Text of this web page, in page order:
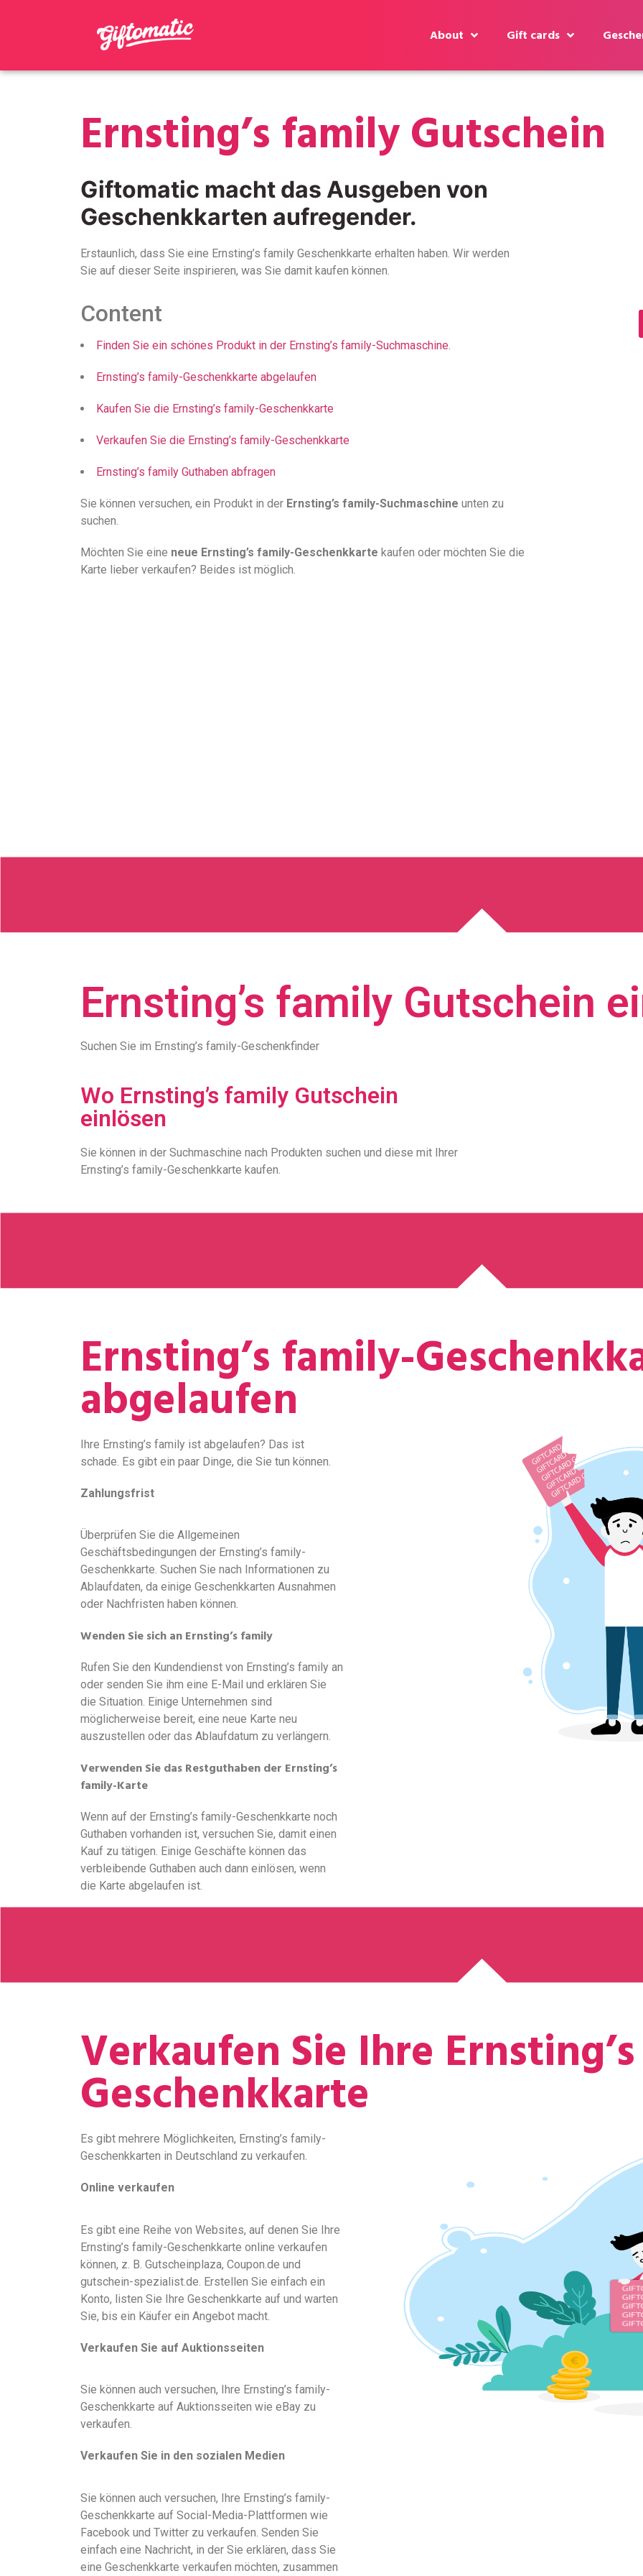
About Gift cards
Ernsting’s family Gutschein
Giftomatic macht das Ausgeben von
Geschenkkarten aufregender.
Erstaunlich, dass Sie eine Ernsting’s family Geschenkkarte erhalten haben. Wir werden
Sie auf dieser Seite inspirieren, was Sie damit kaufen können.
Content
Finden Sie ein schönes Produkt in der Ernsting’s family-Suchmaschine.
Ernsting’s family-Geschenkkarte abgelaufen
Kaufen Sie die Ernsting’s family-Geschenkkarte
Verkaufen Sie die Ernsting’s family-Geschenkkarte
Ernsting’s family Guthaben abfragen
Sie können versuchen, ein Produkt in der Ernsting’s family-Suchmaschine unten zu
suchen.
Möchten Sie eine neue Ernsting’s family-Geschenkkarte kaufen oder möchten Sie die
Karte lieber verkaufen? Beides ist möglich.
Ernsting’s family Gutschein
Suchen Sie im Ernsting’s family-Geschenkfinder
Wo Ernsting’s family Gutschein
einlösen
Sie können in der Suchmaschine nach Produkten suchen und diese mit Ihrer
Ernsting’s family-Geschenkkarte kaufen.
Ernsting’s family-
abgelaufen
Ihre Ernsting’s family ist abgelaufen? Das ist
schade. Es gibt ein paar Dinge, die Sie tun können.
Zahlungsfrist
Überprüfen Sie die Allgemeinen
Geschäftsbedingungen der Ernsting’s family-
Geschenkkarte. Suchen Sie nach Informationen zu
Ablaufdaten, da einige Geschenkkarten Ausnahmen
oder Nachfristen haben können.
Wenden Sie sich an Ernsting’s family
Rufen Sie den Kundendienst von Ernsting’s family an
oder senden Sie ihm eine E-Mail und erklären Sie
die Situation. Einige Unternehmen sind
möglicherweise bereit, eine neue Karte neu
auszustellen oder das Ablaufdatum zu verlängern.
Verwenden Sie das Restguthaben der Ernsting’s
family-Karte
Wenn auf der Ernsting’s family-Geschenkkarte noch
Guthaben vorhanden ist, versuchen Sie, damit einen
Kauf zu tätigen. Einige Geschäfte können das
verbleibende Guthaben auch dann einlösen, wenn
die Karte abgelaufen ist.
Verkaufen Sie Ihre
Geschenkkarte
Es gibt mehrere Möglichkeiten, Ernsting’s family-
Geschenkkarten in Deutschland zu verkaufen.
Online verkaufen
Es gibt eine Reihe von Websites, auf denen Sie Ihre
Ernsting’s family-Geschenkkarte online verkaufen
können, z. B. Gutscheinplaza, Coupon.de und
gutschein-spezialist.de. Erstellen Sie einfach ein
Konto, listen Sie Ihre Geschenkkarte auf und warten
Sie, bis ein Käufer ein Angebot macht.
Verkaufen Sie auf Auktionsseiten
Sie können auch versuchen, Ihre Ernsting’s family-
Geschenkkarte auf Auktionsseiten wie eBay zu
verkaufen.
Verkaufen Sie in den sozialen Medien
Sie können auch versuchen, Ihre Ernsting’s family-
Geschenkkarte auf Social-Media-Plattformen wie
Facebook und Twitter zu verkaufen. Senden Sie
einfach eine Nachricht, in der Sie erklären, dass Sie
eine Geschenkkarte verkaufen möchten, zusammen